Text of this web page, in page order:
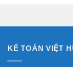
KẾ TOÁN VIỆT